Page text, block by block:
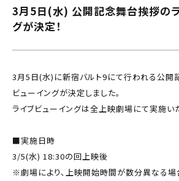
3月5日(水) 公開記念舞台挨拶の
グが決定！
3月5日(水)に新宿バルト9にて行われる公開
ビューイングが決定しました。
ライブビューイングは全上映劇場にて実施いた
■実施日時
3/5(水) 18:30の回上映後
※劇場により、上映開始時間が数分異なる場